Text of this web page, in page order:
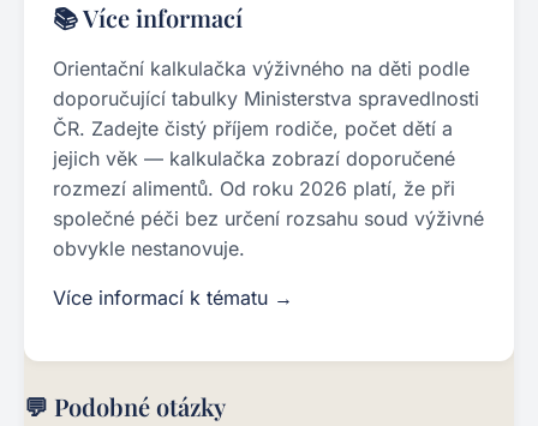
📚 Více informací
Orientační kalkulačka výživného na děti podle
doporučující tabulky Ministerstva spravedlnosti
ČR. Zadejte čistý příjem rodiče, počet dětí a
jejich věk — kalkulačka zobrazí doporučené
rozmezí alimentů. Od roku 2026 platí, že při
společné péči bez určení rozsahu soud výživné
obvykle nestanovuje.
Více informací k tématu →
💬 Podobné otázky